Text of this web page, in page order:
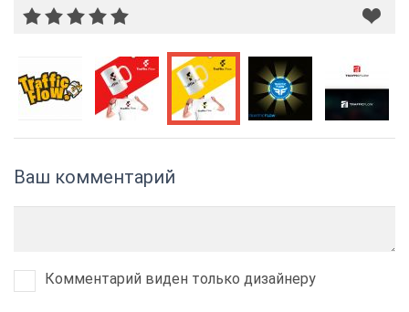
Ваш комментарий
Комментарий виден только дизайнеру